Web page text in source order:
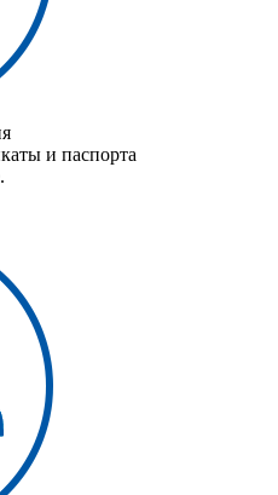
и паспорта